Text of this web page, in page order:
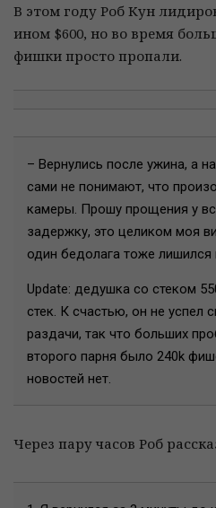
В этом году Роб Кун
ином $600, но во время
фишки просто пропали.
– Вернулись после ужина, а
сами не понимают, что
камеры. Прошу прощения у
задержку, это целиком моя
один бедолага тоже лишился
Update: дедушка со стеком
стек. К счастью, он не успел
раздачи, так что больших
второго парня было 240k
новостей нет.
Через пару часов Роб